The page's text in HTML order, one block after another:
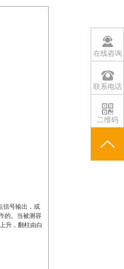
信号输出，或
的。当被测容
升，翻柱由白
在线咨询
联系电话
二维码